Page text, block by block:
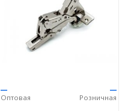
—
Оптовая
—
Розничная